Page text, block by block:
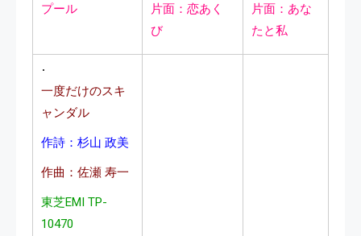
プール
片面：恋あく
び
片面：あな
たと私
一度だけのスキ
ャンダル
作詩：杉山 政美
作曲：佐瀬 寿一
東芝EMI TP-
10470